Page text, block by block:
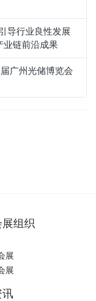
导行业良性发展
业链前沿成果
广州光储博览会
组织
展
展
讯